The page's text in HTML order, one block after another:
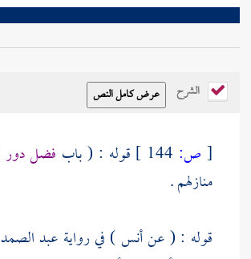
الشرح
[ ص: قوله : ( باب فضل دور
منازلهم .
قوله : ( عنأنس) في رواية عبد الصمد